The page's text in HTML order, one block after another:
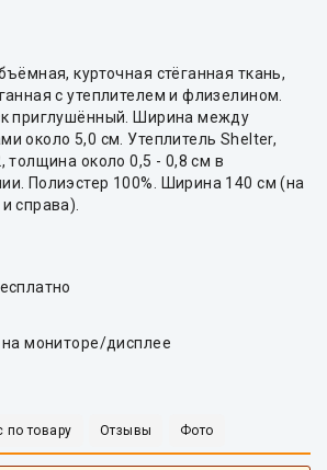
курточная стёганная ткань,
с утеплителем и флизелином.
приглушённый. Ширина между
около 5,0 см. Утеплитель Shelter,
толщина около 0,5 - 0,8 см в
Полиэстер 100%. Ширина 140 см (на
справа).
на мониторе/дисплее
по товару Отзывы Фото